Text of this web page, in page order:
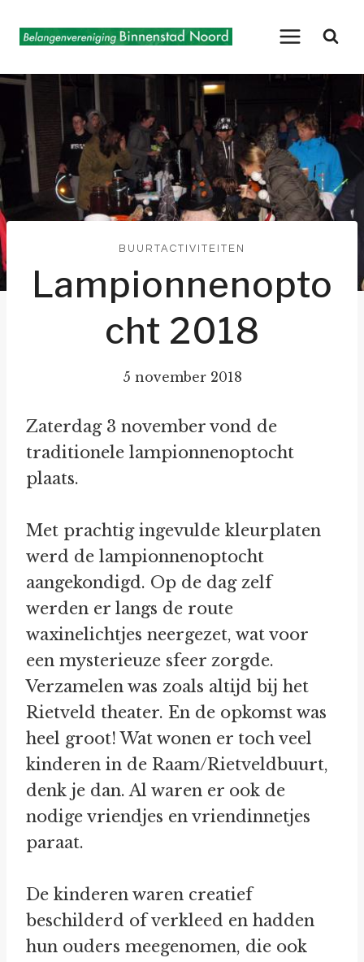
naar
BUURTACTIVITEITEN
Lampionnenopto
cht 2018
5 november 2018
Zaterdag 3 november vond de
traditionele lampionnenoptocht
plaats.
Met prachtig ingevulde kleurplaten
werd de lampionnenoptocht
aangekondigd. Op de dag zelf
werden er langs de route
waxinelichtjes neergezet, wat voor
een mysterieuze sfeer zorgde.
Verzamelen was zoals altijd bij het
Rietveld theater. En de opkomst was
heel groot! Wat wonen er toch veel
kinderen in de Raam/Rietveldbuurt,
denk je dan. Al waren er ook de
nodige vriendjes en vriendinnetjes
paraat.
De kinderen waren creatief
beschilderd of verkleed en hadden
hun ouders meegenomen, die ook